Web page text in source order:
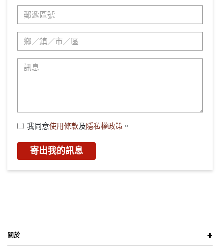
我同意使用條款及隱私權政策 。
寄出我的訊息
關於